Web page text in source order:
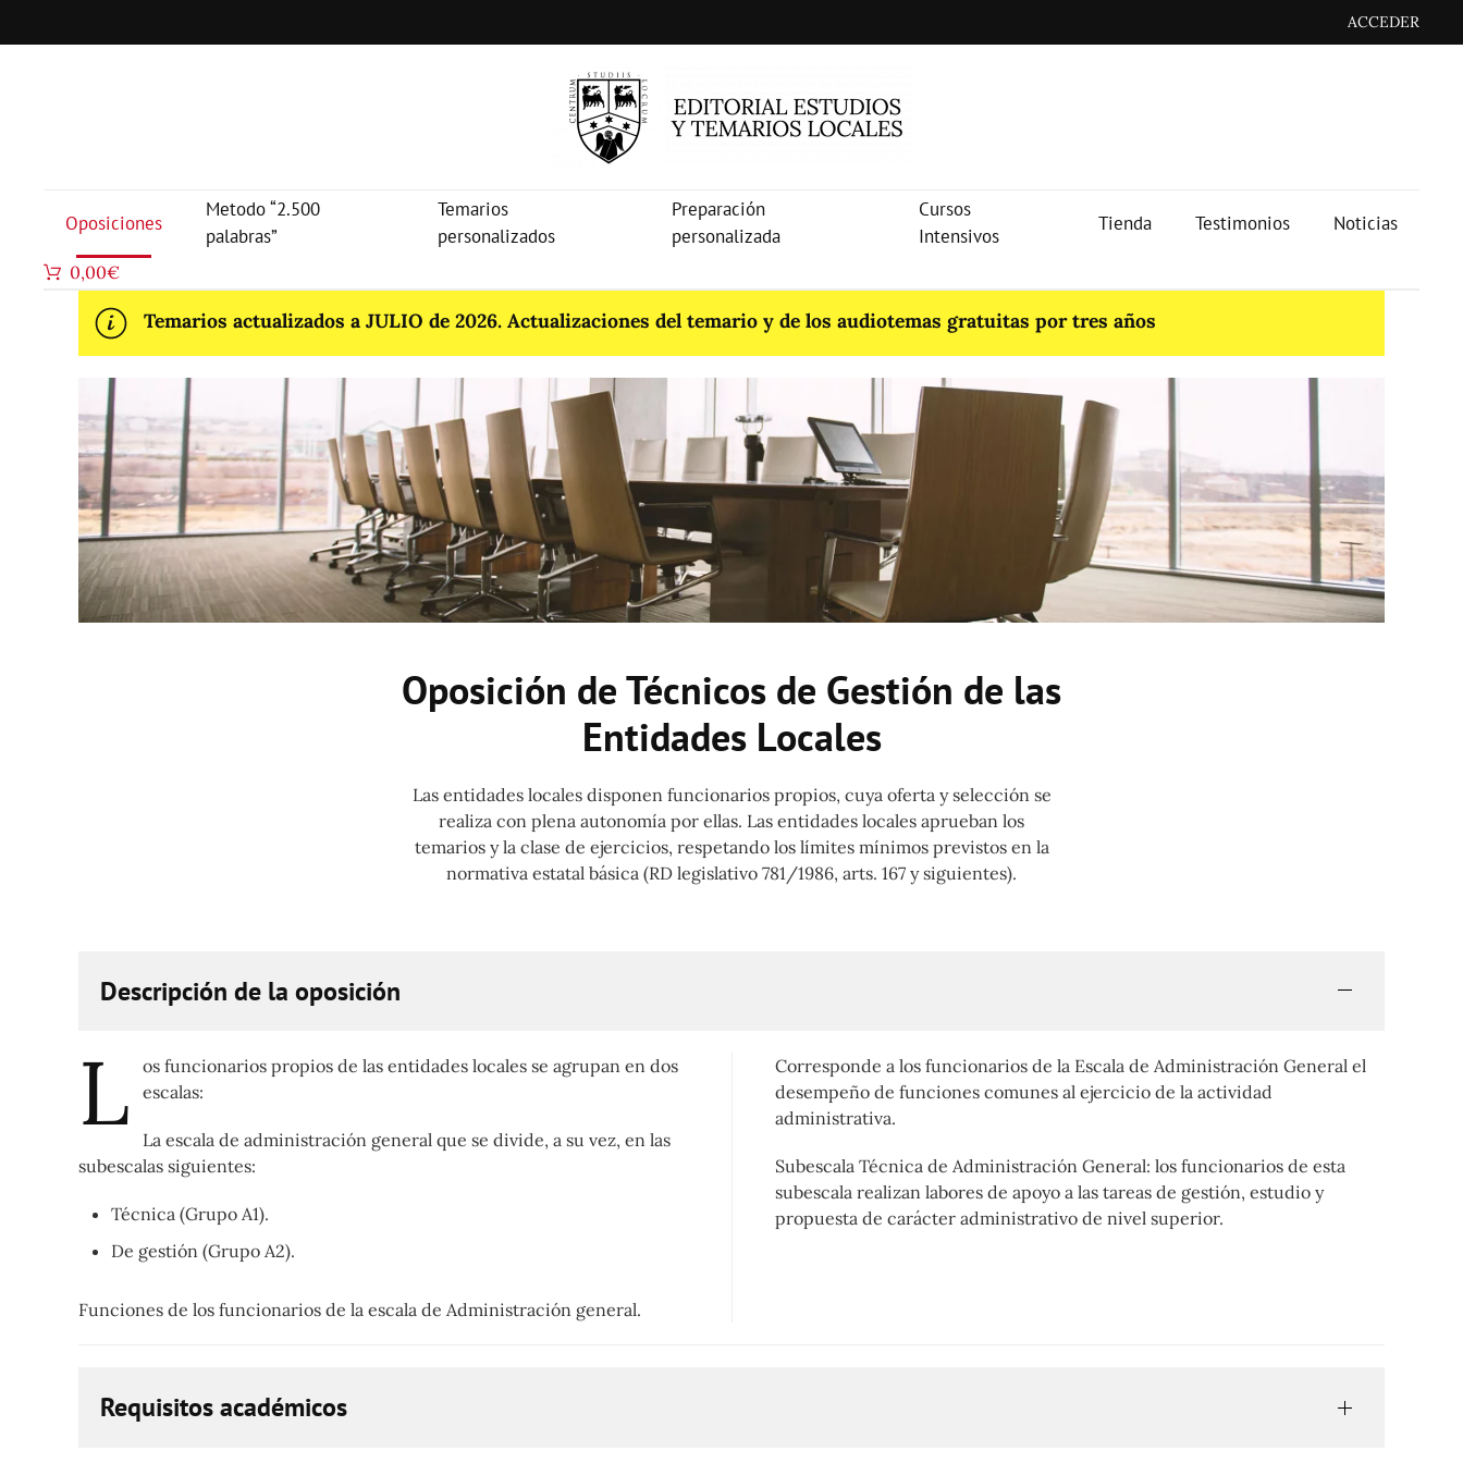
ACCEDER
Oposiciones
Metodo “2.500
palabras”
Temarios
personalizados
Preparación
personalizada
Cursos
Intensivos
Tienda Testimonios Noticias
0,00€
Temarios actualizados a JULIO de 2026. Actualizaciones del temario y de los audiotemas gratuitas por tres años
Oposición de Técnicos de Gestión de las
Entidades Locales
Las entidades locales disponen funcionarios propios, cuya oferta y selección se
realiza con plena autonomía por ellas. Las entidades locales aprueban los
temarios y la clase de ejercicios, respetando los límites mínimos previstos en la
normativa estatal básica (RD legislativo 781/1986, arts. 167 y siguientes).
Descripción de la oposición
L
os funcionarios propios de las entidades locales se agrupan en dos
escalas:
La escala de administración general que se divide, a su vez, en las
subescalas siguientes:
Técnica (Grupo A1).
De gestión (Grupo A2).
Funciones de los funcionarios de la escala de Administración general.
Corresponde a los funcionarios de la Escala de Administración General el
desempeño de funciones comunes al ejercicio de la actividad
administrativa.
Subescala Técnica de Administración General: los funcionarios de esta
subescala realizan labores de apoyo a las tareas de gestión, estudio y
propuesta de carácter administrativo de nivel superior.
Requisitos académicos